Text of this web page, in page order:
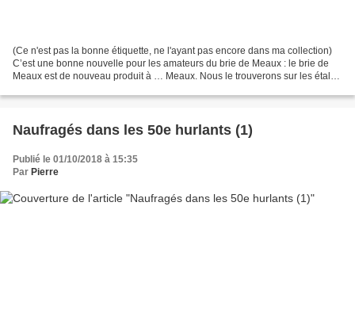
(Ce n'est pas la bonne étiquette, ne l'ayant pas encore dans ma collection)
C’est une bonne nouvelle pour les amateurs du brie de Meaux : le brie de
Meaux est de nouveau produit à … Meaux. Nous le trouverons sur les étals
Naufragés dans les 50e hurlants (1)
Publié le 01/10/2018 à 15:35
Par Pierre